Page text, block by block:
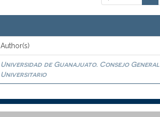
Author(s)
Universidad de Guanajuato. Consejo General
Universitario